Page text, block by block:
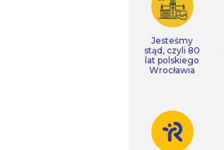
Jesteśmy
stąd, czyli 80
lat polskiego
Wrocławia